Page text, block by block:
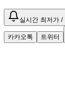
실시간 최저가 /
카카오톡 트위터